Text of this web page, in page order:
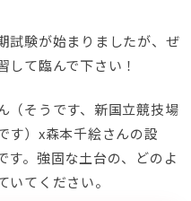
試験が始まりましたが、ぜ
て臨んで下さい！
（そうです、新国立競技場
す）x森本千絵さんの設
す。強固な土台の、どのよ
てください。